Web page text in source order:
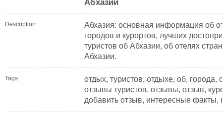
Абхазии
Description:
Абхазия: основная информация об
городов и курортов, лучших
туристов об Абхазии, об отелях
Абхазии.
Tags:
отдых, туристов, отдыхе, об, города,
отзывы туристов, отзывы, отзыв,
добавить отзыв, интересные факты,